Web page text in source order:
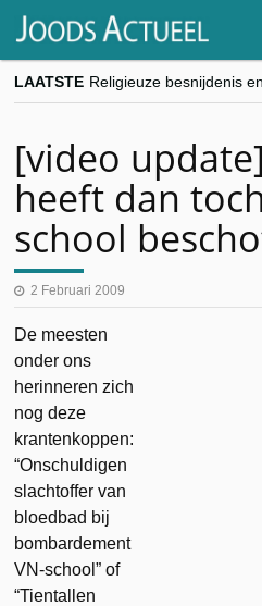
LAATSTE
[video
heeft dan
school
2 Februari 2009
De meesten
onder ons
herinneren zich
nog deze
krantenkoppen:
“Onschuldigen
slachtoffer van
bloedbad bij
bombardement
VN-school” of
“Tientallen